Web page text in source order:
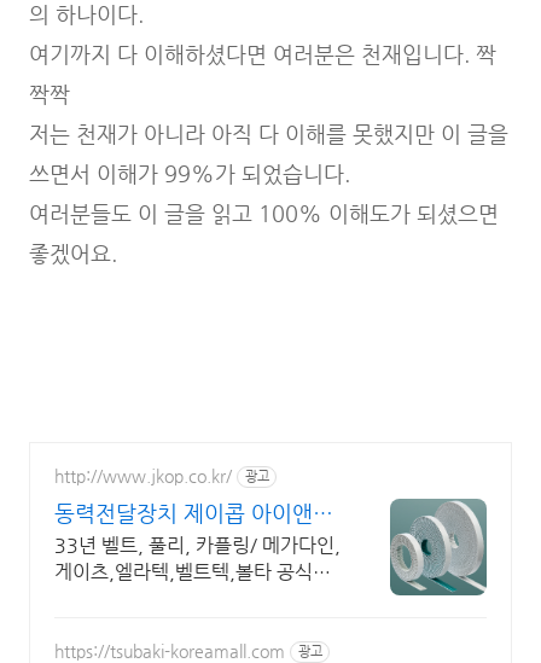
의 하나이다.
여기까지 다 이해하셨다면 여러분은 천재입니다. 짝
짝짝
저는 천재가 아니라 아직 다 이해를 못했지만 이 글을
쓰면서 이해가 99%가 되었습니다.
여러분들도 이 글을 읽고 100% 이해도가 되셨으면
좋겠어요.
http://www.jkop.co.kr/ 광고
동력전달장치 제이콥 아이앤시
최다재고보유, 특수사양 전문
33년 벨트, 풀리, 카플링/ 메가다인,
게이츠,엘라텍,벨트텍,볼타 공식대
https://tsubaki-koreamall.com 광고